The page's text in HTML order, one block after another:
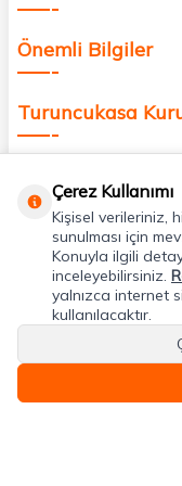
Önemli Bilgiler
Turuncukasa
Uygulamalarımız
Adres & İletişim
Çerez Kullanımı
Kişisel verileriniz,
sunulması için
Konuyla ilgili
inceleyebilirsiniz.
yalnızca internet
kullanılacaktır.